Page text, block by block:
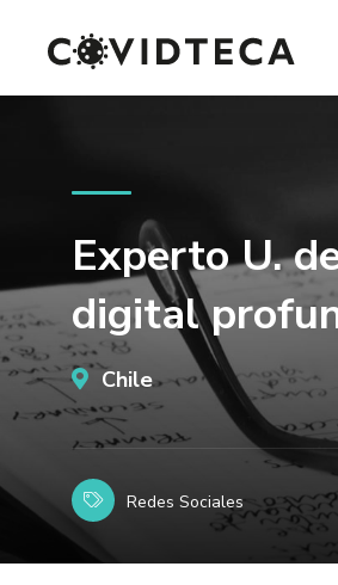
Experto U.
digital
Chile
Redes Sociales